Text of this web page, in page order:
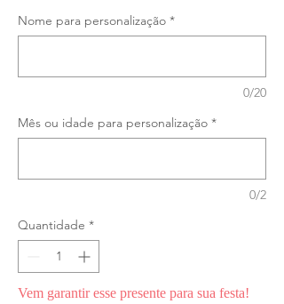
Nome para personalização *
0/20
Mês ou idade para personalização *
0/2
Quantidade *
Vem garantir esse presente para sua festa!